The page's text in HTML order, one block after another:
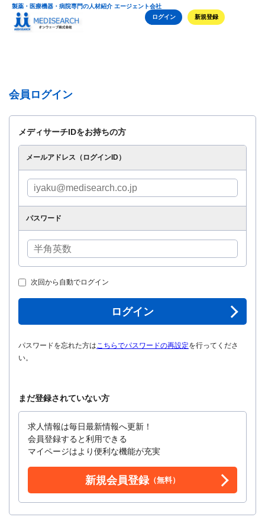
製薬・医療機器・病院専門の人材紹介 エージェント会社
ログイン
新規登録
会員ログイン
メディサーチIDをお持ちの方
メールアドレス（ログインID）
パスワード
次回から自動でログイン
ログイン
パスワードを忘れた方はこちらでパスワードの再設定を行ってくださ
い。
まだ登録されていない方
求人情報は毎日最新情報へ更新！
会員登録すると利用できる
マイページはより便利な機能が充実
新規会員登録（無料）